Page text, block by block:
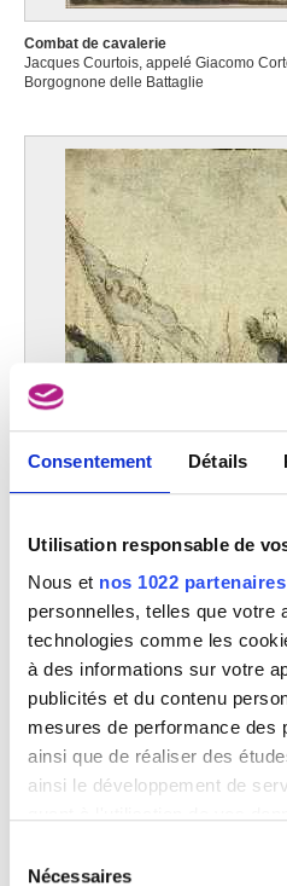
Consentement Détails
Utilisation responsable de
Nous et nos 1022 partenaires
personnelles, telles que votre
technologies comme les
à des informations sur votre
publicités et du contenu
mesures de performance des
ainsi que de réaliser des
ainsi le développement de
tout moment en consultant la
Nécessaires
Combat de cavalerie
Jacques Courtois, appelé Giacomo
Borgognone delle Battaglie
Combat de cavaliers
Jacopo Negretti, appelé Palma il